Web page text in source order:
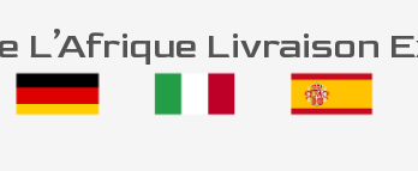
L’Afrique Livraison